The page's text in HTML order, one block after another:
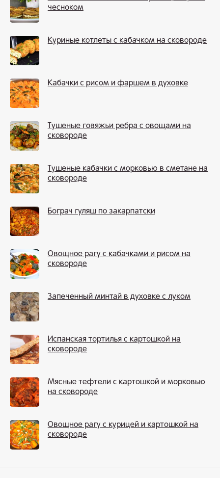
чесноком
Куриные котлеты с кабачком на сковороде
Кабачки с рисом и фаршем в духовке
Тушеные говяжьи ребра с овощами на
сковороде
Тушеные кабачки с морковью в сметане на
сковороде
Бограч гуляш по закарпатски
Овощное рагу с кабачками и рисом на
сковороде
Запеченный минтай в духовке с луком
Испанская тортилья с картошкой на
сковороде
Мясные тефтели с картошкой и морковью
на сковороде
Овощное рагу с курицей и картошкой на
сковороде